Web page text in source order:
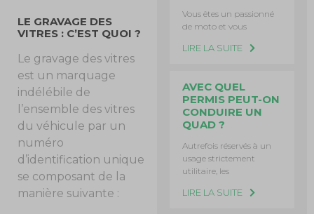
LE GRAVAGE DES
VITRES : C’EST QUOI ?
Le gravage des vitres
est un marquage
indélébile de
l’ensemble des vitres
du véhicule par un
numéro
d’identification unique
se composant de la
manière suivante :
Vous êtes un passionné
de moto et vous
LIRE LA SUITE
AVEC QUEL
PERMIS PEUT-ON
CONDUIRE UN
QUAD ?
Autrefois réservés à un
usage strictement
utilitaire, les
LIRE LA SUITE